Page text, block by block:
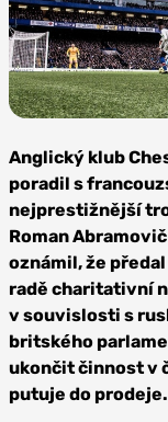
Palace FC
Anglický klub
poradil s
nejprestižnější
Roman
oznámil, že
radě charitativní
v souvislosti s
britského
ukončit činnost v
putuje do prodeje.